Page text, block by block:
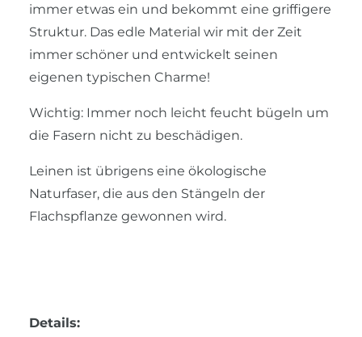
immer etwas ein und bekommt eine griffigere
Struktur. Das edle Material wir mit der Zeit
immer schöner und entwickelt seinen
eigenen typischen Charme!
Wichtig: Immer noch leicht feucht bügeln um
die Fasern nicht zu beschädigen.
Leinen ist übrigens eine ökologische
Naturfaser, die aus den Stängeln der
Flachspflanze gewonnen wird.
Details: